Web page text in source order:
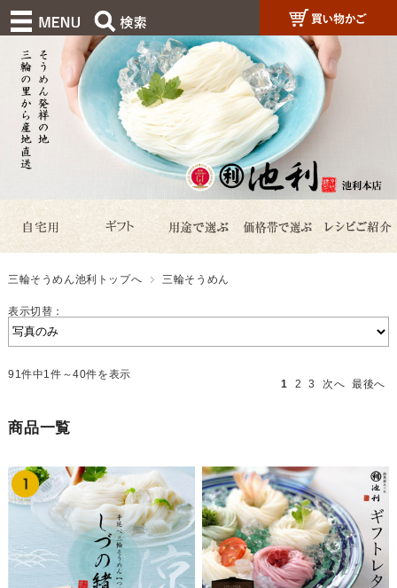
三輪そうめん池利トップへ 三輪そうめん
表示切替：
91件中1件～40件を表示
1 2 3 次へ 最後へ
商品一覧